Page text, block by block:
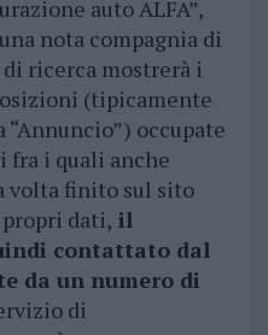
auto ALFA”,
nota compagnia di
ricerca mostrerà i
(tipicamente
occupate
fra i quali anche
volta finito sul sito
dati, il
contattato dal
da un numero di
di